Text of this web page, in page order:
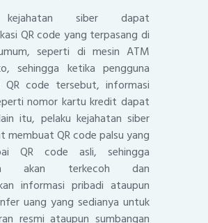
kejahatan siber dapat
QR code yang terpasang di
seperti di mesin ATM
sehingga ketika pengguna
QR code tersebut, informasi
nomor kartu kredit dapat
itu, pelaku kejahatan siber
membuat QR code palsu yang
QR code asli, sehingga
akan terkecoh dan
informasi pribadi ataupun
uang yang sedianya untuk
resmi ataupun sumbangan